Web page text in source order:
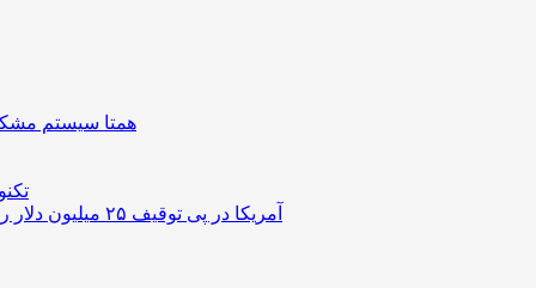
همتا سیستم
آمریکا در پی توقیف ۲۵ میلیون دلار رمزارز حاصل از کلاهبرداری‌های عاشقانه است